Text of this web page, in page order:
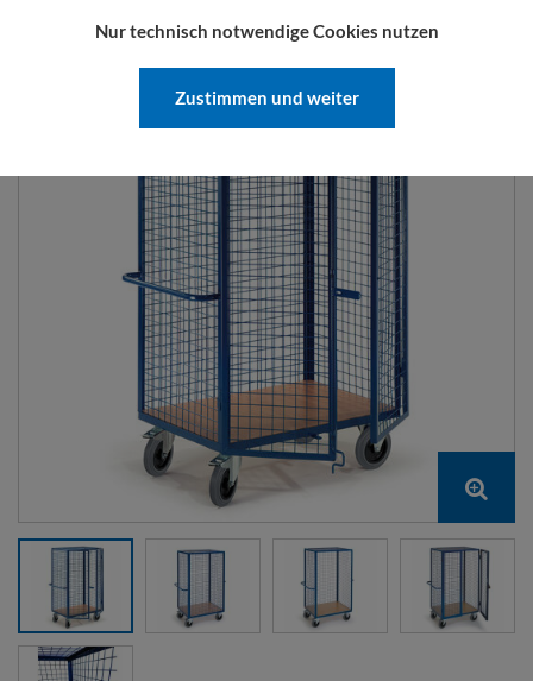
SCHRANKWAGEN
Nur technisch notwendige Cookies nutzen
Zustimmen und weiter